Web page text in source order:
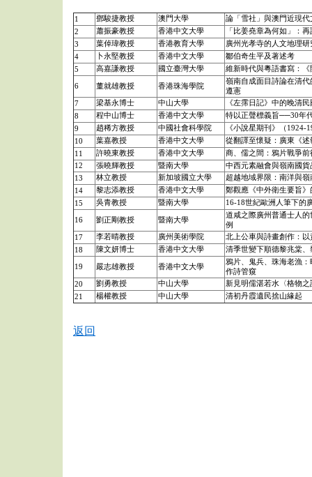
1 鄧駿捷教授 澳門大學
論「雪社」與澳門近現代
2
蕭振豪教授 香港中文大學
「比姜堯章為何如」：
3
葉倬瑋教授 香港教育大學
廣州光孝寺的人文地理
4
卜永堅教授 香港中文大學
鄒伯奇生平及著述考
5
高嘉謙教授 國立臺灣大學 維新時代與粵語書寫：
6 董就雄教授 香港珠海學院
嶺南自成面目詩論在清
遵憲
7
梁基永博士 中山大學
《左霈日記》中的晚清
8
程中山博士 香港中文大學
特以正聲標義旨──30年
9
趙稀方教授 中國社會科學院
《小說星期刊》（1924-
10
葉嘉教授 香港中文大學
從翻譯至懷疑：廣東《
11
許曉東教授 香港中文大學
商、儒之間：鴉片戰爭前
12
張曉輝教授 暨南大學
中西元素融會與嶺南國貨
13
林立教授 新加坡國立大學
超越地域界限：南洋與嶺
14
黎志添教授 香港中文大學
鄭觀應《中外衛生要旨
15
吳青教授 暨南大學 16-18世紀歐洲人筆下的
16 劉正剛教授 暨南大學
道咸之際廣州普通士人
例
17
李若晴教授 廣州美術學院
北上公車與詩畫創作：
18
陳文妍博士 香港中文大學 清季世變下順德黎兆棠
19 嚴志雄教授 香港中文大學
鴉片、鬼兵、珠海老漁
作詩管窺
20
劉勇教授 中山大學
新見明儒湛若水〈格物
21
楊權教授 中山大學 清初丹霞遺民捨山緣起
返回